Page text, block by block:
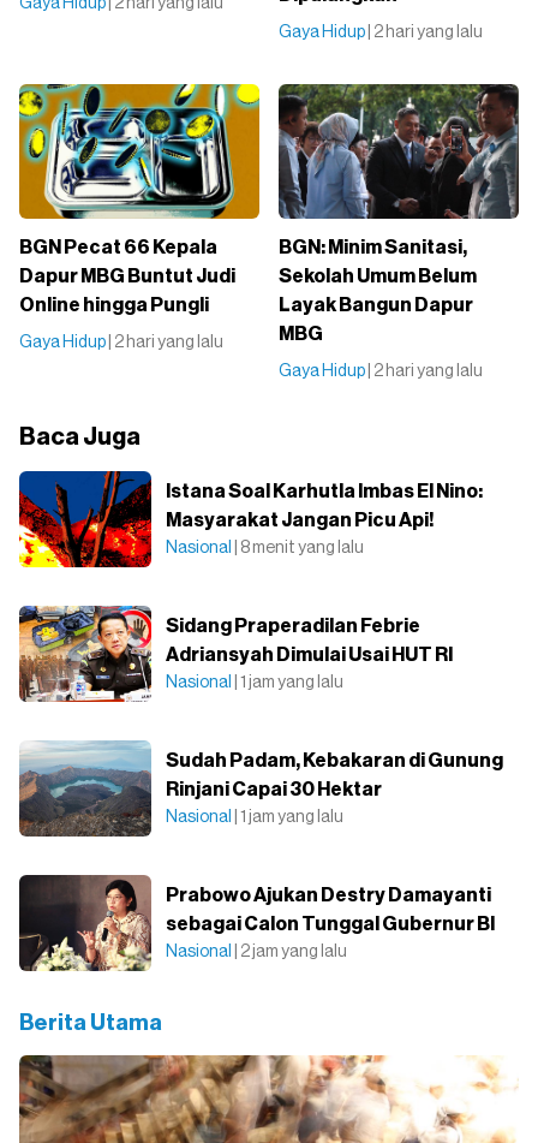
Gaya Hidup | 2 hari yang lalu
BGN Pecat 66 Kepala
Dapur MBG Buntut Judi
Online hingga Pungli
Gaya Hidup | 2 hari yang lalu
BGN: Minim Sanitasi,
Sekolah Umum Belum
Layak Bangun Dapur
MBG
Gaya Hidup | 2 hari yang lalu
Baca Juga
Istana Soal Karhutla Imbas El Nino:
Masyarakat Jangan Picu Api!
Nasional | 8 menit yang lalu
Sidang Praperadilan Febrie
Adriansyah Dimulai Usai HUT RI
Nasional | 1 jam yang lalu
Sudah Padam, Kebakaran di Gunung
Rinjani Capai 30 Hektar
Nasional | 1 jam yang lalu
Prabowo Ajukan Destry Damayanti
sebagai Calon Tunggal Gubernur BI
Nasional | 2 jam yang lalu
Berita Utama